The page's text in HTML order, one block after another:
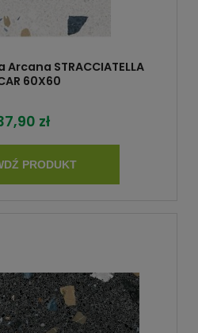
STRACCIATELLA
60X60
zł
PRODUKT